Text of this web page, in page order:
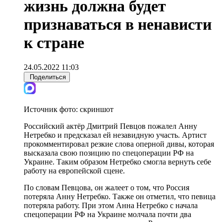
жизнь должна будет
признаваться в ненависти
к стране
24.05.2022 11:03
Поделиться
Источник фото: скриншот
Российский актёр Дмитрий Певцов пожалел Анну
Нетребко и предсказал ей незавидную участь. Артист
прокомментировал резкие слова оперной дивы, которая
высказала свою позицию по спецоперации РФ на
Украине. Таким образом Нетребко смогла вернуть себе
работу на европейской сцене.
По словам Певцова, он жалеет о том, что Россия
потеряла Анну Нетребко. Также он отметил, что певица
потеряла работу. При этом Анна Нетребко с начала
спецоперации РФ на Украине молчала почти два